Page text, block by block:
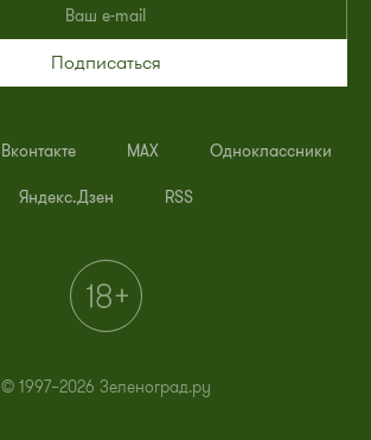
Подписаться
Вконтакте MAX Одноклассники
Яндекс.Дзен RSS
© 1997–2026 Зеленоград.ру